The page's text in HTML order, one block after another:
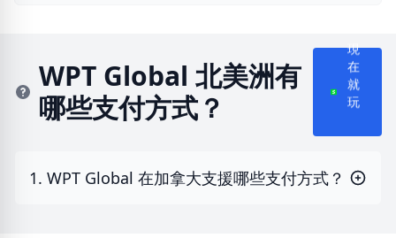
WPT Global 北美洲有
哪些支付方式？
現
在
就
玩
1. WPT Global 在加拿大支援哪些支付方式？